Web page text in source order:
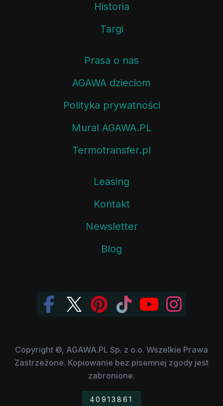
Historia
Targi
Prasa o nas
AGAWA dzieciom
Polityka prywatności
Mural AGAWA.PL
Termotransfer.pl
Leasing
Kontakt
Newsletter
Blog
Copyright ©, AGAWA.PL Sp. z o.o. Wszelkie Prawa
Zastrzeżone. Kopiowanie bez pisemnej zgody jest
zabronione.
40913861